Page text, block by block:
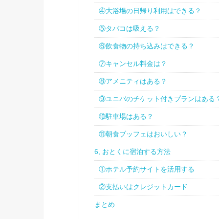
④大浴場の日帰り利用はできる？
⑤タバコは吸える？
⑥飲食物の持ち込みはできる？
⑦キャンセル料金は？
⑧アメニティはある？
⑨ユニバのチケット付きプランはある
⑩駐車場はある？
⑪朝食ブッフェはおいしい？
6, おとくに宿泊する方法
①ホテル予約サイトを活用する
②支払いはクレジットカード
まとめ